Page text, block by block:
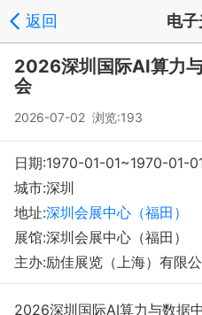
返回 电
2026深圳国际AI算力
会
2026-07-02 浏览:193
日期:1970-01-01~1970-01-
城市:深圳
地址:深圳会展中心（福田）
展馆:深圳会展中心（福田）
主办:励佳展览（上海）有限
2026深圳国际AI算力与数据